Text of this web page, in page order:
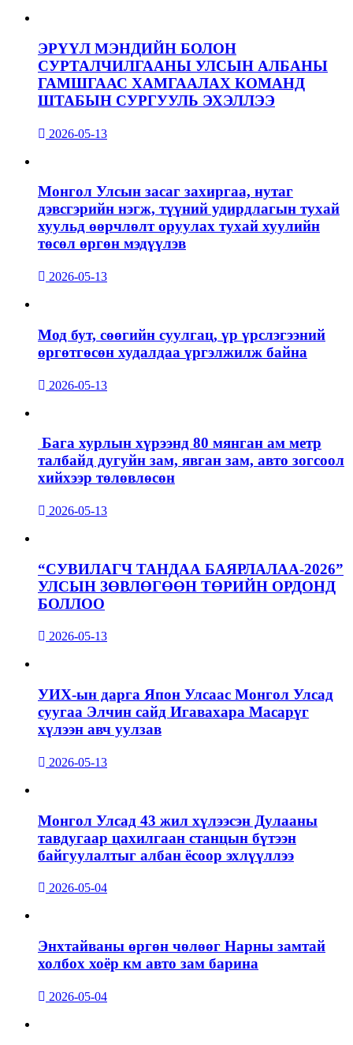
ЭРҮҮЛ МЭНДИЙН БОЛОН
СУРТАЛЧИЛГААНЫ УЛСЫН АЛБАНЫ
ГАМШГААС ХАМГААЛАХ КОМАНД
ШТАБЫН СУРГУУЛЬ ЭХЭЛЛЭЭ
2026-05-13
Монгол Улсын засаг захиргаа, нутаг
дэвсгэрийн нэгж, түүний удирдлагын тухай
хуульд өөрчлөлт оруулах тухай хуулийн
төсөл өргөн мэдүүлэв
2026-05-13
Мод бут, сөөгийн суулгац, үр үрслэгээний
өргөтгөсөн худалдаа үргэлжилж байна
2026-05-13
Бага хурлын хүрээнд 80 мянган ам метр
талбайд дугуйн зам, явган зам, авто зогсоол
хийхээр төлөвлөсөн
2026-05-13
“СУВИЛАГЧ ТАНДАА БАЯРЛАЛАА-2026”
УЛСЫН ЗӨВЛӨГӨӨН ТӨРИЙН ОРДОНД
БОЛЛОО
2026-05-13
УИХ-ын дарга Япон Улсаас Монгол Улсад
суугаа Элчин сайд Игавахара Масарүг
хүлээн авч уулзав
2026-05-13
Монгол Улсад 43 жил хүлээсэн Дулааны
тавдугаар цахилгаан станцын бүтээн
байгуулалтыг албан ёсоор эхлүүллээ
2026-05-04
Энхтайваны өргөн чөлөөг Нарны замтай
холбох хоёр км авто зам барина
2026-05-04